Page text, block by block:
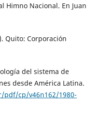
Himno Nacional. En Juan
Quito: Corporación
del sistema de
desde América Latina.
cp/v46n162/1980-